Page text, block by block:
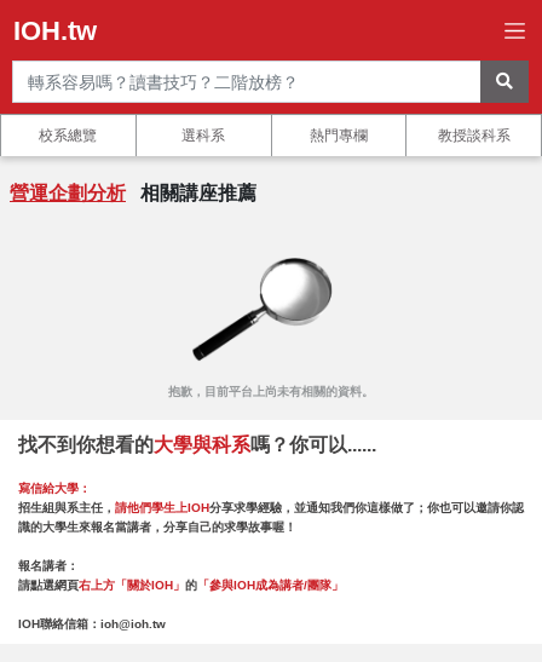
IOH.tw
校系總覽 選科系 熱門專欄 教授談科系
營運企劃分析 相關講座推薦
抱歉，目前平台上尚未有相關的資料。
找不到你想看的大學與科系嗎？你可以......
寫信給大學：
招生組與系主任， 請他們學生上IOH分享求學經驗，並通知我們你這樣做了；你也可以邀請你認
識的大學生來報名當講者，分享自己的求學故事喔！
報名講者：
請點選網頁右上方「關於IOH」 的 「參與IOH成為講者/團隊」
IOH聯絡信箱： ioh@ioh.tw